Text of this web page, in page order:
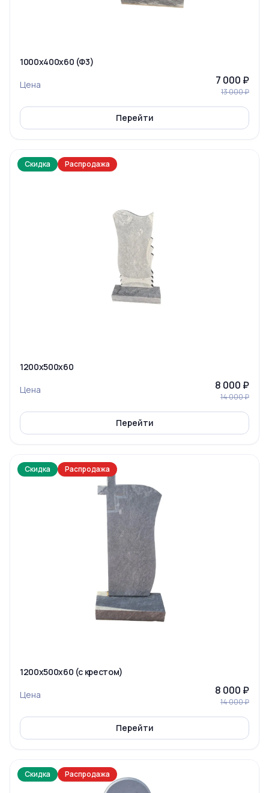
1000x400x60 (Ф3)
Цена
7 000 ₽
13 000 ₽
Перейти
Скидка Распродажа
1200x500x60
Цена
8 000 ₽
14 000 ₽
Перейти
Скидка Распродажа
1200x500x60 (с крестом)
Цена
8 000 ₽
14 000 ₽
Перейти
Скидка Распродажа